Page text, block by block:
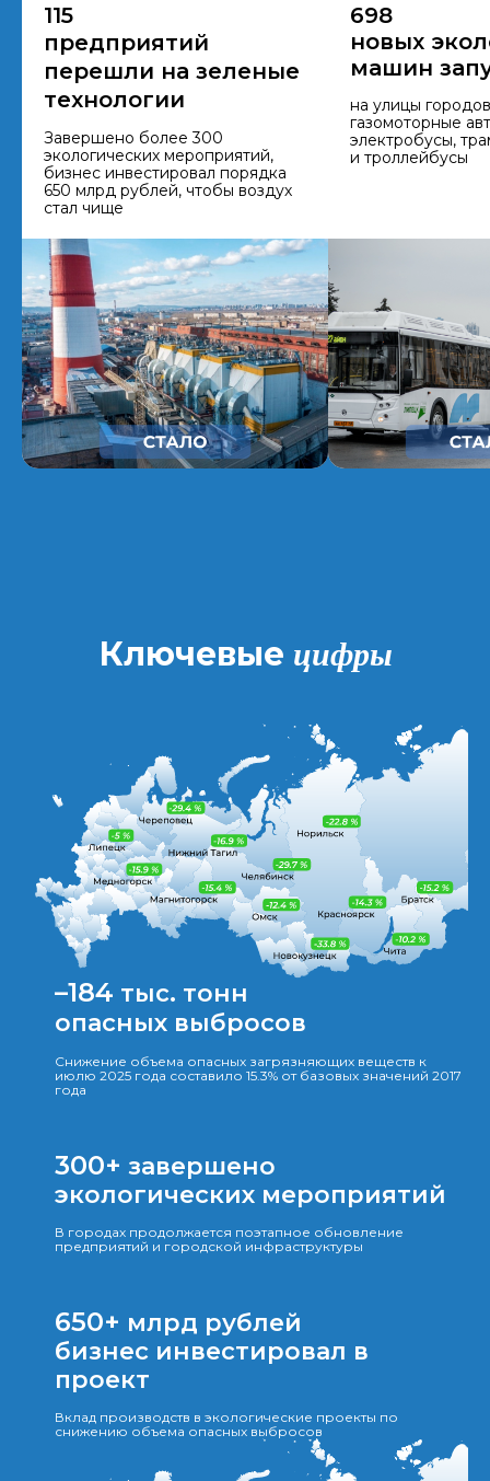
115
предприятий
перешли на зеленые
технологии
Завершено более 300
экологических мероприятий,
бизнес инвестировал порядка
650 млрд рублей, чтобы воздух
стал чище
698
новых
машин
на улицы
газомоторные
электробусы,
и троллейбусы
Ключевые цифры
–184 тыс. тонн
опасных выбросов
Снижение объема опасных загрязняющих веществ к
июлю 2025 года составило 15.3% от базовых значений 2017
года
300+ завершено
экологических мероприятий
В городах продолжается поэтапное обновление
предприятий и городской инфраструктуры
650+ млрд рублей
бизнес инвестировал в
проект
Вклад производств в экологические проекты по
снижению объема опасных выбросов